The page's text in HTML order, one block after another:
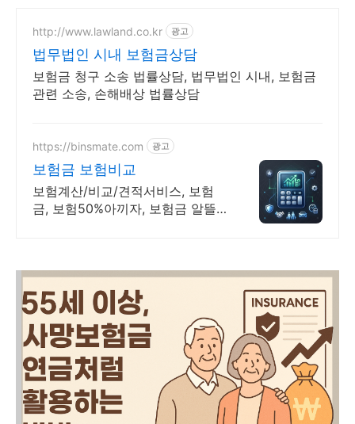
http://www.lawland.co.kr 광고
법무법인 시내 보험금상담
보험금 청구 소송 법률상담, 법무법인 시내, 보험금
관련 소송, 손해배상 법률상담
https://binsmate.com 광고
보험금 보험비교
보험계산/비교/견적서비스, 보험
금, 보험50%아끼자, 보험금 알뜰